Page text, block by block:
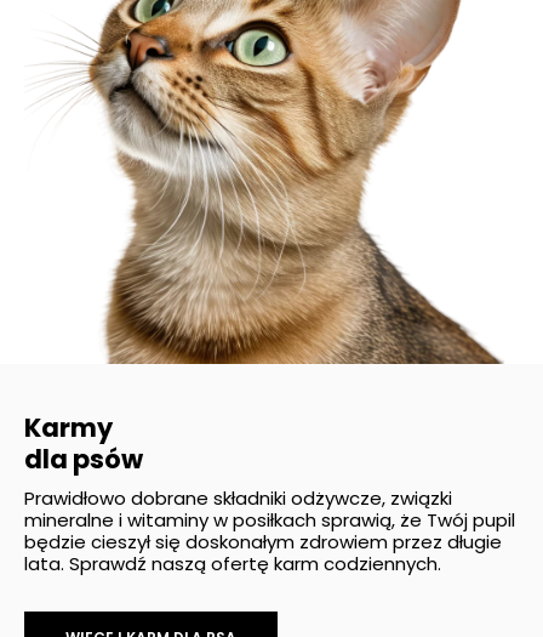
Karmy
dla psów
Prawidłowo dobrane składniki odżywcze, związki
mineralne i witaminy w posiłkach sprawią, że Twój pupil
będzie cieszył się doskonałym zdrowiem przez długie
lata. Sprawdź naszą ofertę karm codziennych.